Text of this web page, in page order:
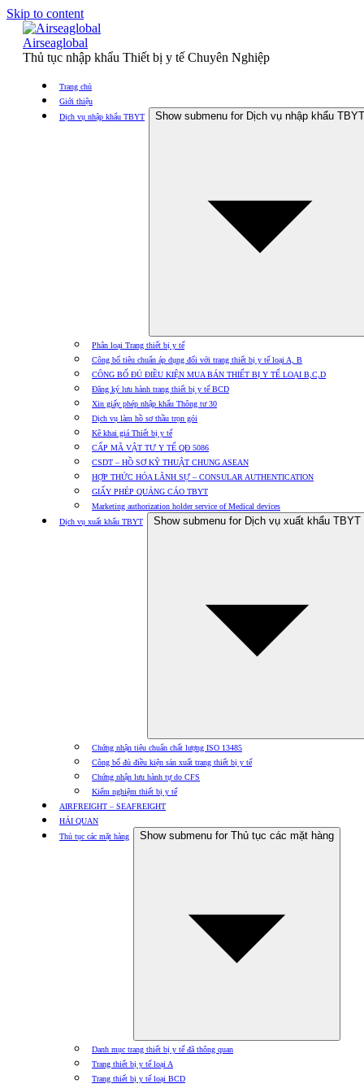
Skip to content
Airseaglobal
Thủ tục nhập khẩu Thiết bị y tế Chuyên Nghiệp
Trang chủ
Giới thiệu
Dịch vụ nhập khẩu TBYT
Show submenu for Dịch vụ nhập khẩu TBYT
Phân loại Trang thiết bị y tế
Công bố tiêu chuẩn áp dụng đối với trang thiết bị y tế loại A, B
CÔNG BỐ ĐỦ ĐIỀU KIỆN MUA BÁN THIẾT BỊ Y TẾ LOẠI B,C,D
Đăng ký lưu hành trang thiết bị y tế BCD
Xin giấy phép nhập khẩu Thông tư 30
Dịch vụ làm hồ sơ thầu trọn gói
Kê khai giá Thiết bị y tế
CẤP MÃ VẬT TƯ Y TẾ QĐ 5086
CSDT – HỒ SƠ KỸ THUẬT CHUNG ASEAN
HỢP THỨC HÓA LÃNH SỰ – CONSULAR AUTHENTICATION
GIẤY PHÉP QUẢNG CÁO TBYT
Marketing authorization holder service of Medical devices
Dịch vụ xuất khẩu TBYT
Show submenu for Dịch vụ xuất khẩu TBYT
Chứng nhận tiêu chuẩn chất lượng ISO 13485
Công bố đủ điều kiện sản xuất trang thiết bị y tế
Chứng nhận lưu hành tự do CFS
Kiểm nghiệm thiết bị y tế
AIRFREIGHT – SEAFREIGHT
HẢI QUAN
Thủ tục các mặt hàng
Show submenu for Thủ tục các mặt hàng
Danh mục trang thiết bị y tế đã thông quan
Trang thiết bị y tế loại A
Trang thiết bị y tế loại BCD